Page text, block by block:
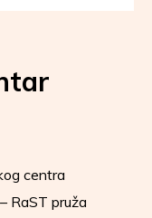
centra
RaST pruža